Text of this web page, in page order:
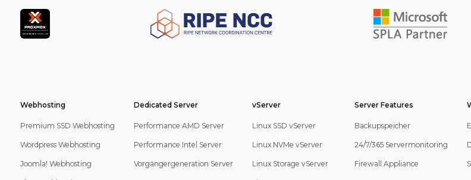
Partner
Footer
Navigation
Webhosting
Premium SSD Webhosting
Wordpress Webhosting
Joomla! Webhosting
Dedicated Server
Performance AMD Server
Performance Intel Server
Vorgängergeneration Server
vServer
Linux SSD vServer
Linux NVMe vServer
Linux Storage vServer
Server Features
Backupspeicher
24/7/365 Servermonitoring
Firewall Appliance